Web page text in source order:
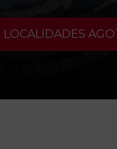
LOCALIDADES